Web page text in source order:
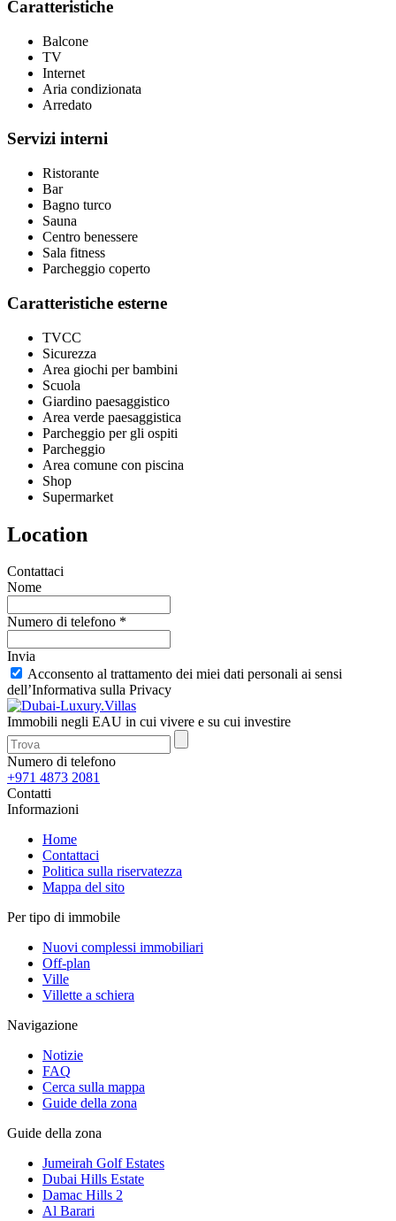
Caratteristiche
Balcone
TV
Internet
Aria condizionata
Arredato
Servizi interni
Ristorante
Bar
Bagno turco
Sauna
Centro benessere
Sala fitness
Parcheggio coperto
Caratteristiche esterne
TVCC
Sicurezza
Area giochi per bambini
Scuola
Giardino paesaggistico
Area verde paesaggistica
Parcheggio per gli ospiti
Parcheggio
Area comune con piscina
Shop
Supermarket
Location
Contattaci
Nome
Numero di telefono *
Invia
Acconsento al trattamento dei miei dati personali ai sensi
dell’Informativa sulla Privacy
Immobili negli EAU in cui vivere e su cui investire
Numero di telefono
+971 4873 2081
Contatti
Informazioni
Home
Contattaci
Politica sulla riservatezza
Mappa del sito
Per tipo di immobile
Nuovi complessi immobiliari
Off-plan
Ville
Villette a schiera
Navigazione
Notizie
FAQ
Cerca sulla mappa
Guide della zona
Guide della zona
Jumeirah Golf Estates
Dubai Hills Estate
Damac Hills 2
Al Barari